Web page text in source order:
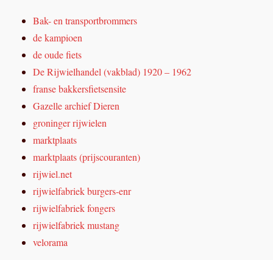
Bak- en transportbrommers
de kampioen
de oude fiets
De Rijwielhandel (vakblad) 1920 – 1962
franse bakkersfietsensite
Gazelle archief Dieren
groninger rijwielen
marktplaats
marktplaats (prijscouranten)
rijwiel.net
rijwielfabriek burgers-enr
rijwielfabriek fongers
rijwielfabriek mustang
velorama